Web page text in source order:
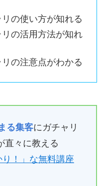
の使い方が知れる
の活用方法が知れ
の注意点がわかる
る集客にガチャリ
直々に教える
り！」な無料講座